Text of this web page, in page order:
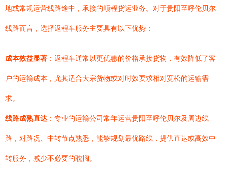
地或常规运营线路途中，承接的顺程货运业务。对于贵阳至呼伦贝尔
线路而言，选择返程车服务主要具有以下优势：
成本效益显著 ：返程车通常以更优惠的价格承接货物，有效降低了客
户的运输成本，尤其适合大宗货物或对时效要求相对宽松的运输需
求。
线路成熟直达 ：专业的运输公司常年运营贵阳至呼伦贝尔及周边线
路，对路况、中转节点熟悉，能够规划最优路线，提供直达或高效中
转服务，减少不必要的耽搁。